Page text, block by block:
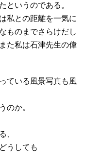
というのである。
私との距離を一気に
ものまでさらけだし
た私は石津先生の偉
ている風景写真も風
のか。
、
うしても